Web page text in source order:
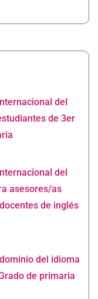
del
de 3er
del
asesores/as
de inglés
del idioma
de primaria